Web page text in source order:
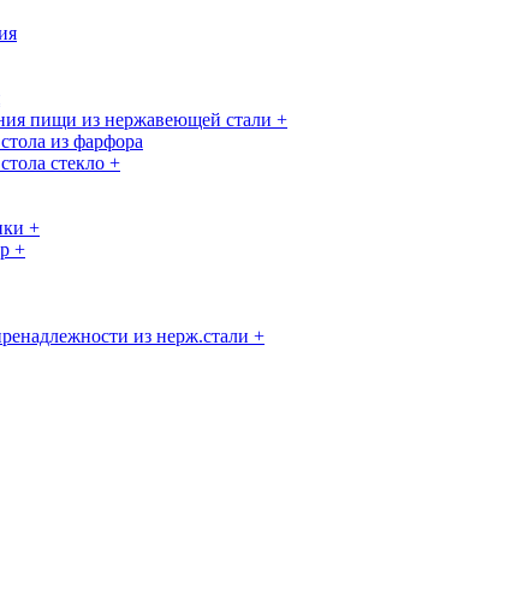
пищи из нержавеющей стали +
из фарфора
стекло +
+
+
из нерж.стали +